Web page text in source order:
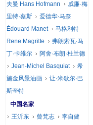
夫曼 Hans Hofmann
威廉·梅
里特·蔡斯
爱德华·马奈
Édouard Manet
马格利特
Rene Magritte
弗朗索瓦·马
丁·卡维尔
阿舍·布朗·杜兰德
Jean-Michel Basquiat
希
施金风景油画
让·米歇尔·巴
斯奎特
中国名家
王沂东
曾梵志
李自健